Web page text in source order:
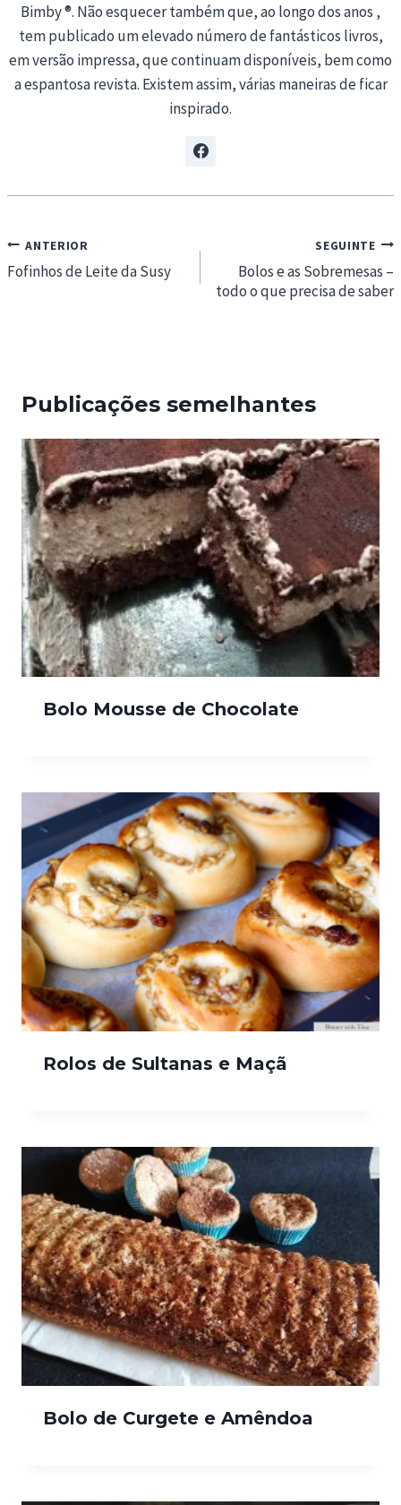
Bimby ®. Não esquecer também que, ao longo dos anos ,
tem publicado um elevado número de fantásticos livros,
em versão impressa, que continuam disponíveis, bem como
a espantosa revista. Existem assim, várias maneiras de ficar
inspirado.
Navegação
de
ANTERIOR
Fofinhos de Leite da Susy
SEGUINTE
Bolos e as Sobremesas –
todo o que precisa de saber
Publicações semelhantes
Bolo Mousse de Chocolate
Rolos de Sultanas e Maçã
Bolo de Curgete e Amêndoa